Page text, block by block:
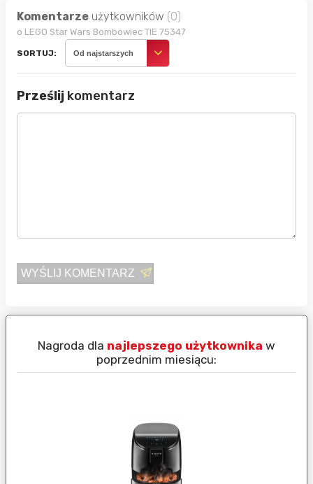
Komentarze użytkowników (0)
o LEGO Star Wars Bombowiec TIE 75347
SORTUJ: Od najstarszych
Prześlij komentarz
WYŚLIJ KOMENTARZ
Nagroda dla najlepszego użytkownika w
poprzednim miesiącu: